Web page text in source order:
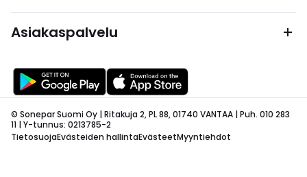
Asiakaspalvelu
© Sonepar Suomi Oy | Ritakuja 2, PL 88, 01740 VANTAA | Puh. 010 283
11 | Y-tunnus: 0213785-2
TietosuojaEvästeiden hallintaEvästeetMyyntiehdot